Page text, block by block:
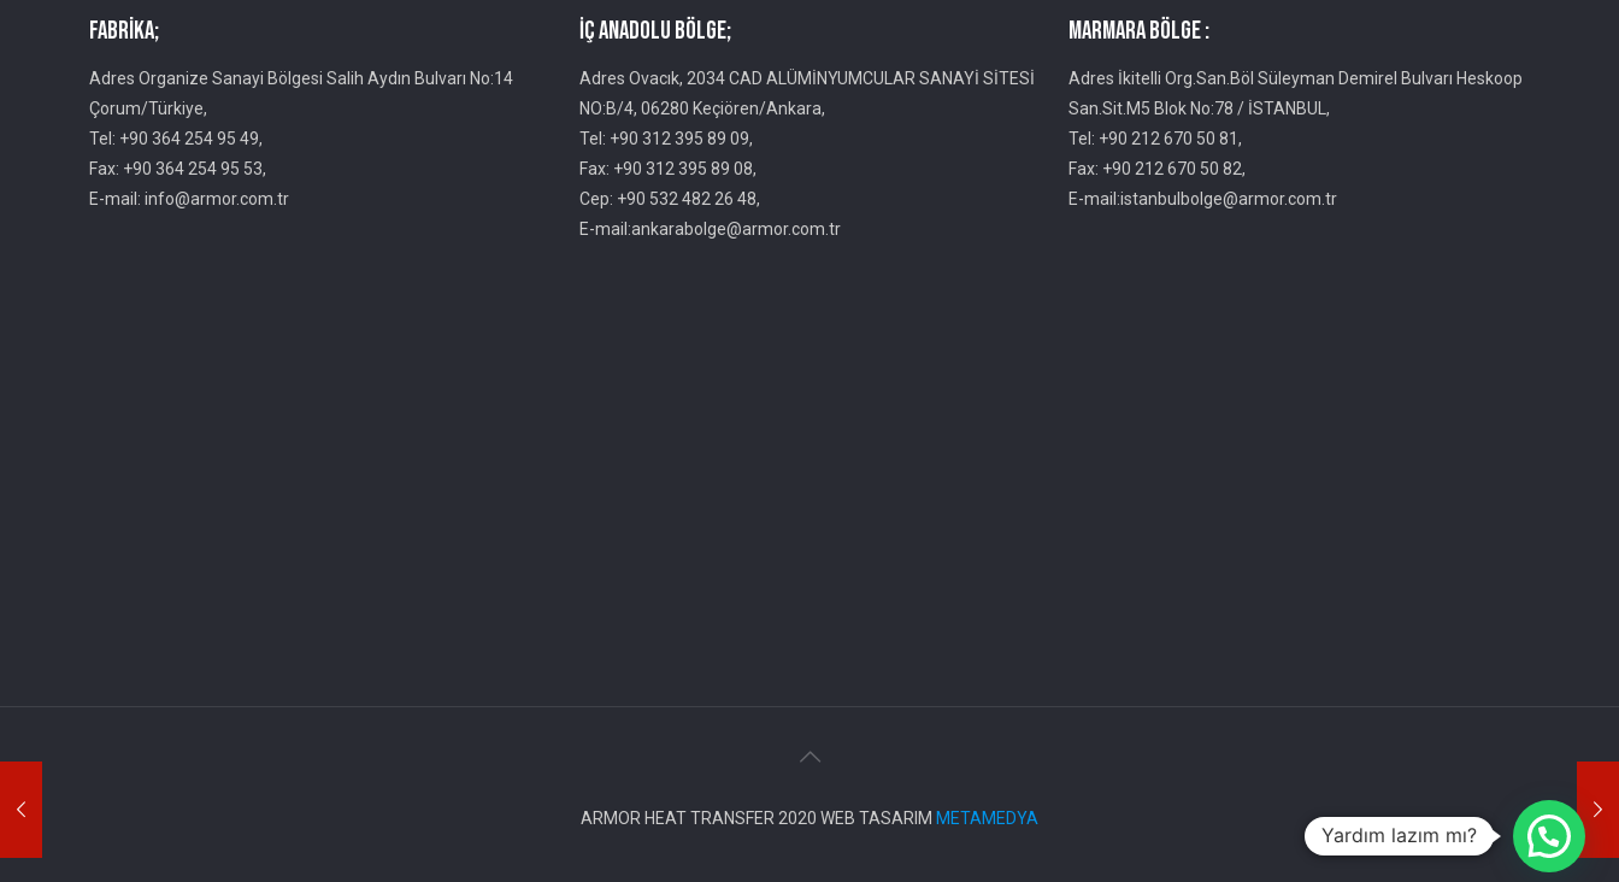
Fabrika;
Adres Organize Sanayi Bölgesi Salih Aydın Bulvarı No:14
Çorum/Türkiye,
Tel: +90 364 254 95 49,
Fax: +90 364 254 95 53,
E-mail: info@armor.com.tr
İç Anadolu Bölge;
Adres Ovacık, 2034 CAD ALÜMİNYUMCULAR SANAYİ SİTESİ
NO:B/4, 06280 Keçiören/Ankara,
Tel: +90 312 395 89 09,
Fax: +90 312 395 89 08,
Cep: +90 532 482 26 48,
E-mail:ankarabolge@armor.com.tr
MARMARA BÖLGE :
Adres İkitelli Org.San.Böl Süleyman Demirel Bulvarı Heskoop
San.Sit.M5 Blok No:78 / İSTANBUL,
Tel: +90 212 670 50 81,
Fax: +90 212 670 50 82,
E-mail:istanbulbolge@armor.com.tr
ARMOR HEAT TRANSFER 2020 WEB TASARIM METAMEDYA
Yardım lazım mı?